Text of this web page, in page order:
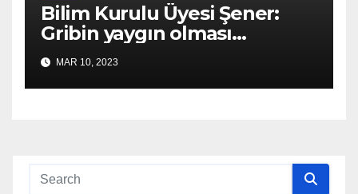
Bilim Kurulu Üyesi Şener:
Gribin yaygın olması
koronavirüsün yayılmasını
engelliyor
MAR 10, 2023